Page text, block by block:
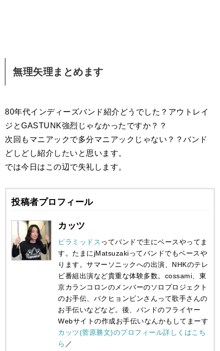
無理矢理まとめます
80年代インディーズバンド紹介どうでした？アウトレイ
ジとGASTUNK強烈じゃなかったですか？？
次回もマニアックで多分マニアックじゃない？？バンド
どしどし紹介したいと思います。
では今日はこの辺で失礼します。
投稿者プロフィール
カッツ
ピラミッドス ってバンドで主にベースやってま
す。たまにjMatsuzakiってバンドでもベースや
ります。サマーソニックへの出演、NHKのテレ
ビ番組出演など貴重な体験多数。cossami、東
京カランコロンのメンバーのソロプロジェクト
のお手伝、パクヒョンビンさんって歌手さんの
お手伝いなどなど。後、バンドのフライヤー
Webサイトの作成お手伝いなんかもしてまーす
カッツ(菅原勝文)のプロフィール詳しくはこち
ら ／